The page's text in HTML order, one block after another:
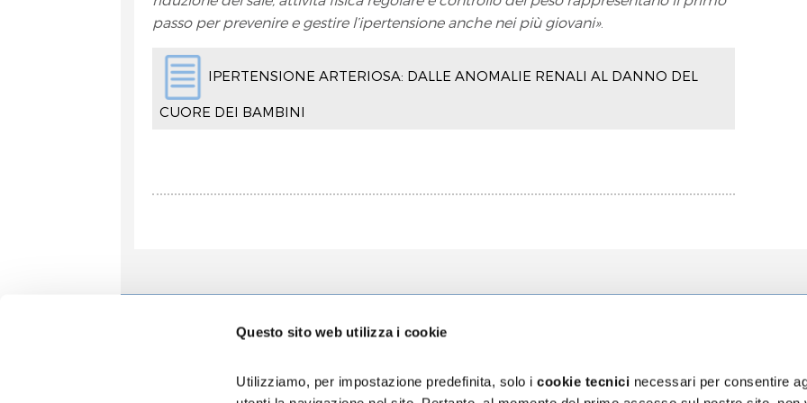
Questo sito web utilizza i cookie
Utilizziamo, per impostazione predefinita, solo icookie tecnici necessari per consentire
passo per prevenire e gestire l’ipertensione anche nei più giovani».
IPERTENSIONE ARTERIOSA: DALLE ANOMALIE RENALI AL DANNO DEL
CUORE DEI BAMBINI
Contatti
Bilancio di Sostenibilità
5 x mille